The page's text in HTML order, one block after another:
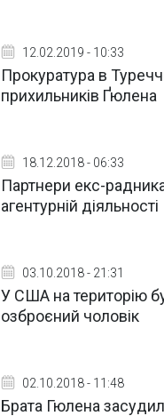
12.02.2019 - 10:33
Прокуратура в
прихильників Ґюлена
18.12.2018 - 06:33
Партнери екс-
агентурній діяльності
03.10.2018 - 21:31
У США на територію
озброєний чоловік
02.10.2018 - 11:48
Брата Гюлена